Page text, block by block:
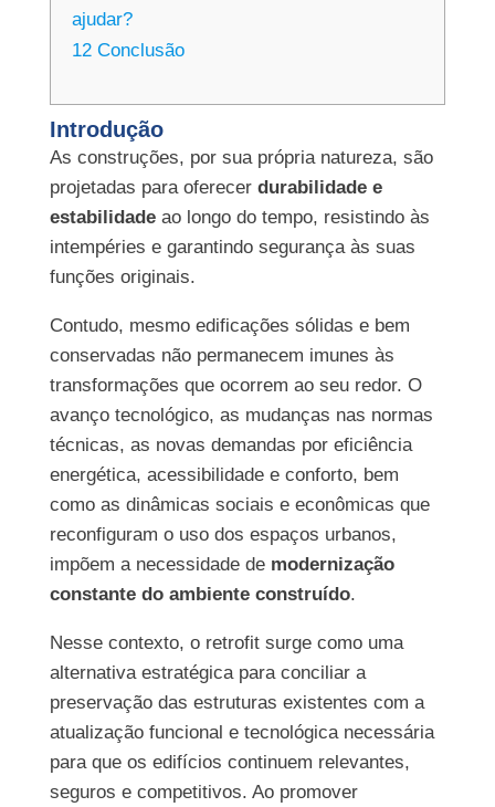
ajudar?
12 Conclusão
Introdução
As construções, por sua própria natureza, são
projetadas para oferecer durabilidade e
estabilidadeao longo do tempo, resistindo às
intempéries e garantindo segurança às suas
funções originais.
Contudo, mesmo edificações sólidas e bem
conservadas não permanecem imunes às
transformações que ocorrem ao seu redor. O
avanço tecnológico, as mudanças nas normas
técnicas, as novas demandas por eficiência
energética, acessibilidade e conforto, bem
como as dinâmicas sociais e econômicas que
reconfiguram o uso dos espaços urbanos,
impõem a necessidade de modernização
constante do ambiente construído.
Nesse contexto, o retrofit surge como uma
alternativa estratégica para conciliar a
preservação das estruturas existentes com a
atualização funcional e tecnológica necessária
para que os edifícios continuem relevantes,
seguros e competitivos. Ao promover